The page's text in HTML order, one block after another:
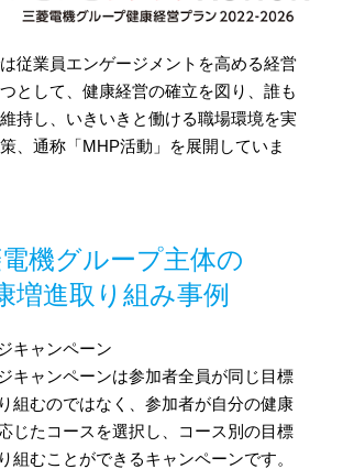
従業員エンゲージメントを高める経営
として、健康経営の確立を図り、誰も
持し、いきいきと働ける職場環境を実
、通称「MHP活動」を展開していま
機グループ主体の
増進取り組み事例
キャンペーン
キャンペーンは参加者全員が同じ目標
組むのではなく、参加者が自分の健康
じたコースを選択し、コース別の目標
組むことができるキャンペーンです。